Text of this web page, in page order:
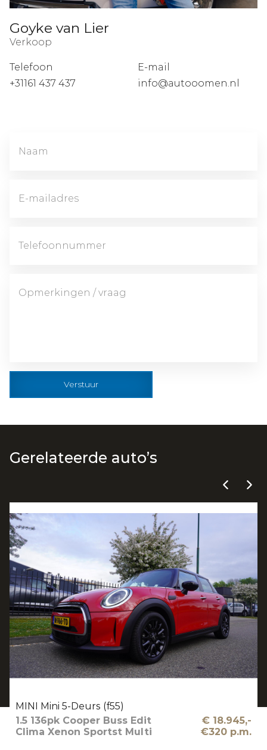
Goyke van Lier
Verkoop
Telefoon
+31161 437 437
E-mail
info@autooomen.nl
Verstuur
Gerelateerde auto’s
MINI Mini 5-Deurs (f55)
1.5 136pk Cooper Buss Edit
Clima Xenon Sportst Multi
€ 18.945,-
€320 p.m.